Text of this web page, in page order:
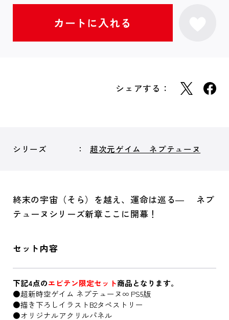
シェアする：
シリーズ 超次元ゲイム ネプテューヌ
終末の宇宙（そら）を越え、運命は巡る― ネプ
テューヌシリーズ新章ここに開幕！
セット内容
下記4点のエビテン限定セット商品となります。
●超新時空ゲイム ネプテューヌ∞ PS5版
●描き下ろしイラストB2タペストリー
●オリジナルアクリルパネル